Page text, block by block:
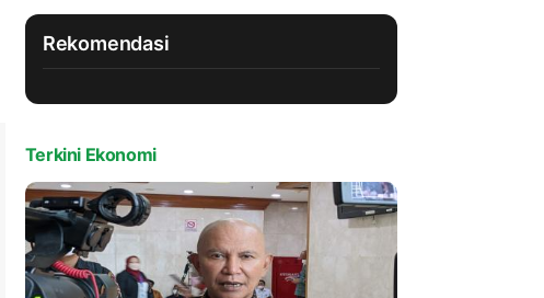
Rekomendasi
Terkini Ekonomi